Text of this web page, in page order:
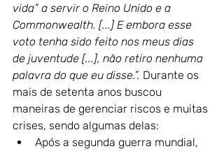
vida” a servir o Reino Unido e a
Commonwealth. [...] E embora esse
voto tenha sido feito nos meus dias
de juventude [...], não retiro nenhuma
palavra do que eu disse.”. Durante os
mais de setenta anos buscou
maneiras de gerenciar riscos e muitas
crises, sendo algumas delas:
Após a segunda guerra mundial,